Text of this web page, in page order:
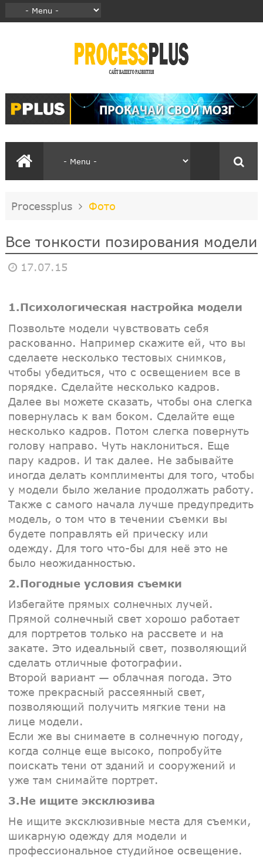
Processplus Фото
Все тонкости позирования модели
17.07.15
1.Психологическая настройка модели
Позвольте модели чувствовать себя
раскованно. Например скажите ей, что вы
сделаете несколько тестовых снимков,
чтобы убедиться, что с освещением все в
порядке. Сделайте несколько кадров.
Далее вы можете сказать, чтобы она слегка
повернулась к вам боком. Сделайте еще
несколько кадров. Потом слегка повернуть
голову направо. Чуть наклониться. Еще
пару кадров. И так далее. Не забывайте
иногда делать комплименты для того, чтобы
у модели было желание продолжать работу.
Также с самого начала лучше предупредить
модель, о том что в течении съемки вы
будете поправлять ей прическу или
одежду. Для того что-бы для неё это не
было неожиданностью.
2.Погодные условия съемки
Избегайте прямых солнечных лучей.
Прямой солнечный свет хорошо работает
для портретов только на рассвете и на
закате. Это идеальный свет, позволяющий
сделать отличные фотографии.
Второй вариант — облачная погода. Это
тоже прекрасный рассеянный свет,
позволяющий получить мягкие тени на
лице модели.
Если же вы снимаете в солнечную погоду,
когда солнце еще высоко, попробуйте
поискать тени от зданий и сооружений и
уже там снимайте портрет.
3.Не ищите эксклюзива
Не ищите эксклюзивные места для съемки,
шикарную одежду для модели и
профессиональное студийное освещение.